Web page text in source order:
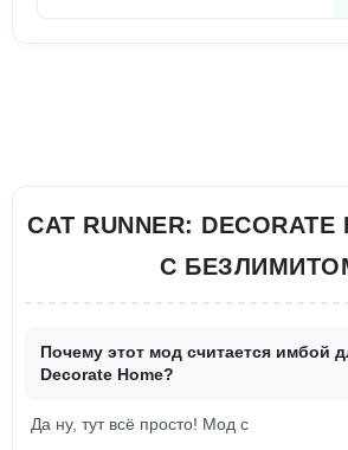
CAT RUNNER:
С
Почему этот мод считается имбой
Decorate Home?
Да ну, тут всё просто! Мод с